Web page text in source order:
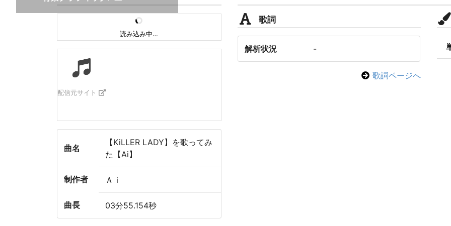
読み込み中…
配信元サイト
曲名
【KiLLER LADY】を歌ってみ
た【Ai】
制作者 Ａｉ
曲長 03分55.154秒
歌詞
解析状況 -
歌詞ページへ